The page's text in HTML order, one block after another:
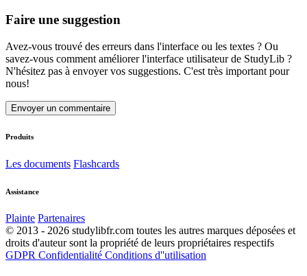
Faire une suggestion
Avez-vous trouvé des erreurs dans l'interface ou les textes ? Ou
savez-vous comment améliorer l'interface utilisateur de StudyLib ?
N'hésitez pas à envoyer vos suggestions. C'est très important pour
nous!
Envoyer un commentaire
Produits
Les documents Flashcards
Assistance
Plainte Partenaires
© 2013 - 2026 studylibfr.com toutes les autres marques déposées et
droits d'auteur sont la propriété de leurs propriétaires respectifs
GDPR Confidentialité Conditions d''utilisation